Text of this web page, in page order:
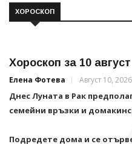
ХОРОСКОП
Хороскоп за 10 август
Елена Фотева Август 10, 2026
Днес Луната в Рак
семейни връзки и
Подредете дома и се